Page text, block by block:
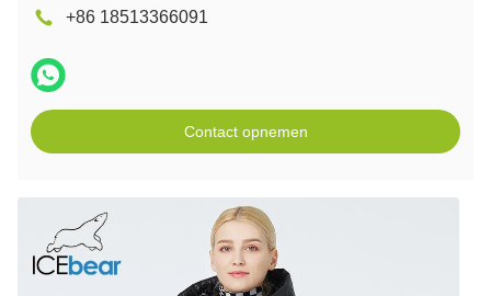
+86 18513366091
Contact opnemen